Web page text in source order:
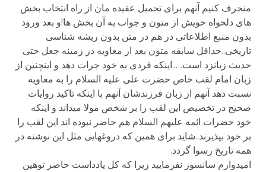
منحرف کنیم آنهم برای تحمیل عقیده مان از راه انتخاب بخش
های دلخواه خویش از متون و جواب به آن بخش ها!و بعد ورود
بدون منبع اطلاعاتی در هم در متن بدون ریشه شناسی
تاریخی..حداقل سابقه متون بعد ار معاویه در زمینه جعل حتی
حدیث زبانزد است…..اینکه فردی به خود جرات دهد و اینچنین از
زبان امام لقب خاص حضرت علی علیه السلام را به معاویه
نسبت دهد آنهم از زبان فرزندشان آنهم با اینکه تاکید روایات
صحیح در تخصیص این لقب را بر شخص مولا میداند و اینکه
خود حضرات ائمه علیهم السلام هم حاضر نبوده اند این لقب را
بر خود بپذیرند..شاید برای همین که دروغهایی مثل این نوشته در
همه تاریخ رسوا گردد.
امیدوارم سانسوز نفرمایید زیرا که کل یادداست حاضر توهین